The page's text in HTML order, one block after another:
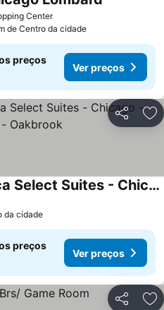
Center
de Centro da cidade
preços
Ver preços
Partilhar
Extended Stay America Select Suites - Chicago - Lombard - Oakbrook
da cidade
preços
Ver preços
Partilhar